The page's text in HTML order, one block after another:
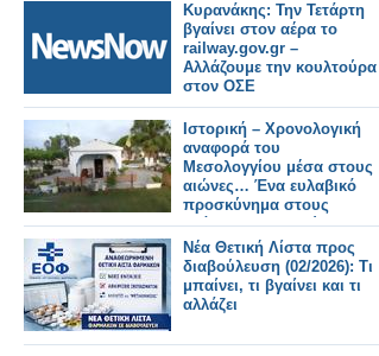
Κυρανάκης: Την Τετάρτη
βγαίνει στον αέρα το
railway.gov.gr –
Αλλάζουμε την κουλτούρα
στον ΟΣΕ
Ιστορική – Χρονολογική
αναφορά του
Μεσολογγίου μέσα στους
αιώνες… Ένα ευλαβικό
προσκύνημα στους
αθάνατους νεκρούς… 200
χρόνια μετά, 10 Απριλίου
1826 – 10 Απριλίου 2026…
Νέα Θετική Λίστα προς
διαβούλευση (02/2026): Τι
μπαίνει, τι βγαίνει και τι
αλλάζει